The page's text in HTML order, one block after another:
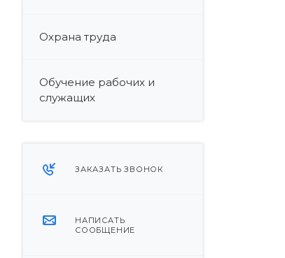
Охрана труда
Обучение рабочих и
служащих
ЗАКАЗАТЬ ЗВОНОК
НАПИСАТЬ
СООБЩЕНИЕ